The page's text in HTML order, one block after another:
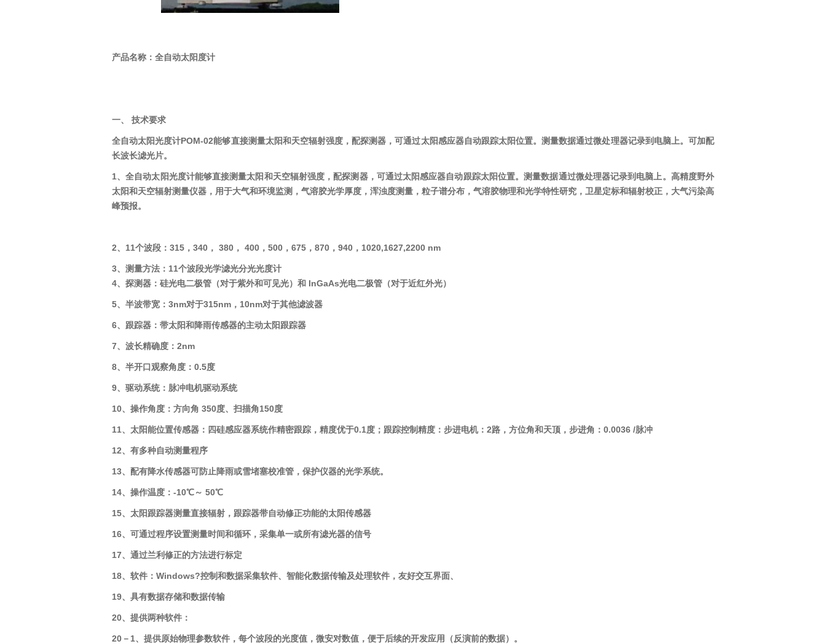
产品名称： 全自动太阳度计
一、 技术要求
全自动太阳光度计POM-02能够直接测量太阳和天空辐射强度 ，配探测器 ，可通过太阳感应器自动跟踪太阳位置。测量数据通过微处理器记录到电脑上。 可加配
长波长滤光片。
1、全自动太阳光度计能够直接测量太阳和天空辐射强度，配探测器，可通过太阳感应器自动跟踪太阳位置。测量数据通过微处理器记录到电脑上。高精度野外
太阳和天空辐射测量仪器，用于大气和环境监测，气溶胶光学厚度，浑浊度测量，粒子谱分布，气溶胶物理和光学特性研究，卫星定标和辐射校正，大气污染高
峰预报。
2、11个波段：315，340 ， 380 ， 400，500，675，870，940，1020,1627,2200 nm
3、测量方法：11个波段光学滤光分光光度计
4、探测器：硅光电二极管（对于紫外和可见光）和 InGaAs光电二极管（对于近红外光）
5、半波带宽： 3nm对于315nm，10nm对于其他滤波器
6、跟踪器：带太阳和降雨传感器的主动太阳跟踪器
7、 波长精确度： 2nm
8、半开口观察角度：0.5度
9、驱动系统：脉冲电机驱动系统
10、操作角度：方向角 350度、扫描角150度
11、太阳能位置传感器 ：四硅感应器系统作精密跟踪，精度优于0.1度；跟踪控制精度：步进电机：2路，方位角和天顶，步进角：0.0036 /脉冲
12、有多种自动测量程序
13、配有降水传感器可防止降雨或雪堵塞校准管，保护仪器的光学系统。
14、操作温度：-10℃～ 50℃
15、太阳跟踪器测量直接辐射，跟踪器带自动修正功能的太阳传感器
16、可通过程序设置测量时间和循环，采集单一或所有滤光器的信号
17、通过兰利修正的方法进行标定
18、 软件： Windows?控制和数据采集软件、智能化数据传输及处理软件，友好交互界面、
19、具有数据存储和数据传输
20、提供两种软件：
20－1、提供原始物理参数软件，每个波段的光度值，微安对数值，便于后续的开发应用（反演前的数据）。